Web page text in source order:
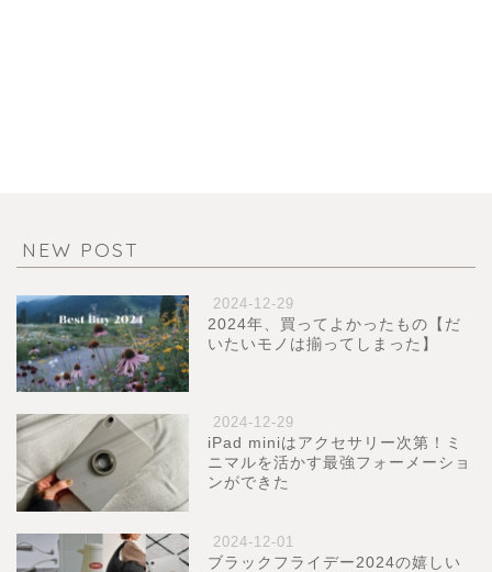
NEW POST
2024-12-29
2024年、買ってよかったもの【だ
いたいモノは揃ってしまった】
2024-12-29
iPad miniはアクセサリー次第！ミ
ニマルを活かす最強フォーメーショ
ンができた
2024-12-01
ブラックフライデー2024の嬉しい